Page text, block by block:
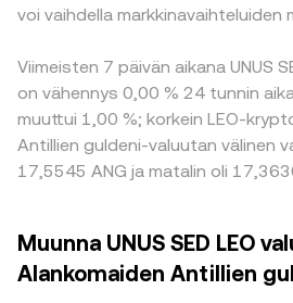
voi vaihdella markkinavaihteluiden
Viimeisten 7 päivän aikana UNUS
on vähennys 0,00 % 24 tunnin
muuttui 1,00 %; korkein LEO-
Antillien guldeni-valuutan välinen
17,5545 ANG ja matalin oli
Muunna UNUS SED LEO
Alankomaiden Antillien